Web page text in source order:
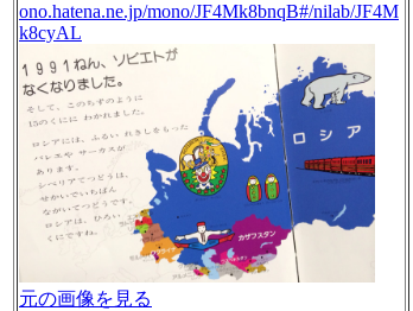
ono.hatena.ne.jp/mono/JF4Mk8bnqB#/nilab/JF4M
k8cyAL
元の画像を見る